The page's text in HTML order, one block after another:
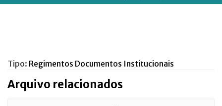
Tipo: Regimentos Documentos Institucionais
Arquivo relacionados